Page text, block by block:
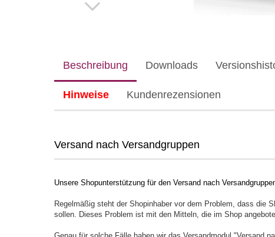
Beschreibung Downloads
Hinweise Kundenrezensionen
Versand nach Versandgruppen
Unsere Shopunterstützung für den Versand nach
Regelmäßig steht der Shopinhaber vor dem Problem, dass die
sollen. Dieses Problem ist mit den Mitteln, die im Shop